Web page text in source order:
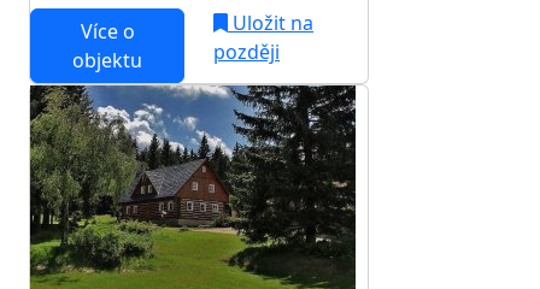
Více o
objektu
Uložit na
později